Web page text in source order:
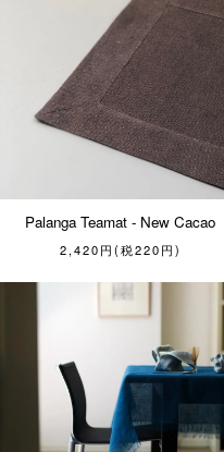
Palanga Teamat - New Cacao
2,420円(税220円)